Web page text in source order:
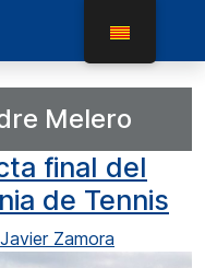
Melero
final del
de Tennis
Javier Zamora